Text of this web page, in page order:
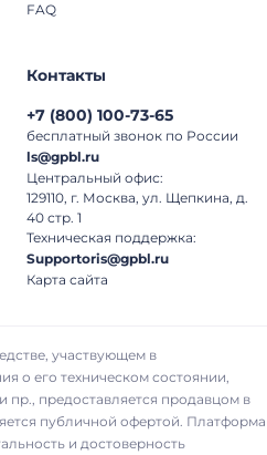
FAQ
Контакты
+7 (800) 100-73-65
бесплатный звонок по России
ls@gpbl.ru
Центральный офис:
129110, г. Москва, ул. Щепкина, д.
40 стр. 1
Техническая поддержка:
Supportoris@gpbl.ru
Карта сайта
участвующем в
о его техническом состоянии,
предоставляется продавцом в
публичной офертой. Платформа
и достоверность